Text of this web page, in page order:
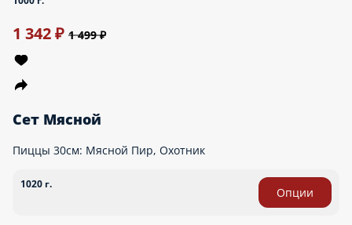
соус, имбирь, васаби по желанию можно приобрести отдельно
через раздел «Допы»
620 г.
1 357 ₽
Сет Популярный
Роллы: Горячий цезарь с курицей, жареный с лососем с соусом
спайс, Жареный с крабом, Запеченный Вегги чиз, Запеченный